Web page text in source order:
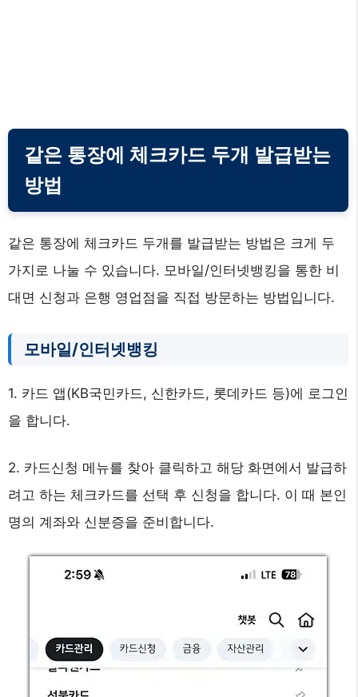
같은 통장에 체크카드 두개 발급받는
방법
같은 통장에 체크카드 두개를 발급받는 방법은 크게 두
가지로 나눌 수 있습니다. 모바일/인터넷뱅킹을 통한 비
대면 신청과 은행 영업점을 직접 방문하는 방법입니다.
모바일/인터넷뱅킹
1. 카드 앱(KB국민카드, 신한카드, 롯데카드 등)에 로그인
을 합니다.
2. 카드신청 메뉴를 찾아 클릭하고 해당 화면에서 발급하
려고 하는 체크카드를 선택 후 신청을 합니다. 이 때 본인
명의 계좌와 신분증을 준비합니다.